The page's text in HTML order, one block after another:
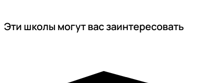
Эти школы могут вас заинтересовать